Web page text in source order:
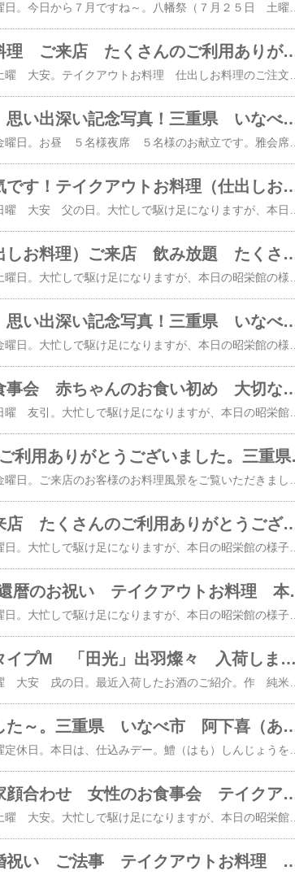
テイクアウト 仕出しお料理 ご来店 たくさんのご利用ありがとうございました。三重県 いなべ市
美味しい日本料理の後は、思い出深い記念写真！三重県 いなべ市 阿下喜（あ
本日は、２０２６年 ６月２６日 金曜日。お昼 ５名様夜席 ５名様のお献立です。雅会席 ５，５００円のご注文でした。お帰りの際に承った記念写真です。昭栄館オリジナルの記念写真用メッセージカードをいろいろお持ちになって 思い出深い記念写真となりました。お写真 早速現像に出しています。お届まで一週間～１０日ほどお待ちくださいませ。２０１５年 １２３組２０１６年 ２０３組２０１７年 ２２８組２０１８年 ２２４組２０１９年 ２１７組２０２０年 １７７組２０２１年 １０８組２０２２年 １３９組２０２３年 １５７組２０２４年 １５６組２０２５年 １６３組のお客様がご利用になった２０２６年 記念写真 撮影サービス７１組目の皆様でした。累計 １，９６６組目の皆様のご利用になります。 昭栄館公式インスタグラムからもお写真ご覧になれますよ！Lサイズ（普通サイズ）の写真は、ご人数分まで無料です。２Lサイズ（Lサイズの倍の大きさ）の写真は、１枚 ２００円。A４サイズ（コピー用紙のサイズ）の写真は、１枚 １，０００円で承ります。郵送の場合 送料３００円頂戴します。（２０２５年 ５月２８日より）当店でお受け取りの場合、郵送代は要りません。 大切なお席に当店のご利用ありがとうございました。三重県最北端 いなべ市「阿下喜 あげき」の 日本料理 昭栄館 本店 ​の料理長のブログ。２００６年９月１４日から１９年間毎日更新中です。こちらから 最近の昭栄館の様子（ブログ）を日を追ってご覧になれますよ。私 料理長 ５４歳。もう３４～２９年前になりますが、有名料亭 神戸吉兆で修行して参りました。当店のこと毎日発信している情報 画像など、昭栄館リットリンクからご覧下さいませ。​​ ↑ いなべ市ってこんなところ。昨年 令和７年３月２９日（土曜）１５時に、いなべインターチェンジが開通。いなべIC 降りて、当店までお車で３分くらいになりました！！！テイクアウトお料理 仕出しお料理ご来店のお料理ご予約は、 お電話 ０５９４－７２－２０６５ 日本料理 昭栄館又は、昭栄館LINE公式アカウントから ２４時間 ３６５日承ります。 AIによる自動応答（ヘンテコな応答かも）ですが、 ２４時間以内に 私 料理長からお返事差し上げますので、 しばらくお待ちくださいませ。 昭栄館LINE公式アカウント お友だち登録お待ち申し上げます。 （お急ぎの場合は、お電話ください）お撮りしたお写真の画像データをLINEからお送りすることが出来ますので、とても喜ばれております。今後とも いなべの昭栄館をよろしくお願い申し上げます。 料理長 森嶋雅樹
ご法事後の記念写真も人気です！テイクアウトお料理（仕出しお料理）ご来店 たくさんのご利用ありがとうございました。三
テイクアウトお料理（仕出しお料理）ご来店 飲み放題 たくさんのご利用ありがとうございました。三
美味しい日本料理の後は 思い出深い記念写真！三重県 いなべ市 阿下喜（あげ
仕出し料理 ご家族のお食事会 赤ちゃんのお食い初め 大切なお席に当店のご利用ありがとうございました。三重県
本日は、２０２６年 ６月１４日 日曜 友引。大忙しで駆け足になりますが、本日の昭栄館の様子 ご覧ください。本日は、仕出し テイクアウトお料理のご注文を承っていました。「ごちそう弁当 扇 ３，５００円」のお献立です。２膳承っていました。橙色で印刷してあるのが、地元 三重県食材。地産地消 国消国産に力を入れて・・・。藤原町 下野尻地区へ お届けに上がりました。 大切なお席に当店のお料理のご注文ありがとうございました。続いて ご来店のお客様。赤ちゃんのお食い初めでお越しのご両家７名様は、３０畳の雅の間をご用意しました。当店は、全て足元の楽なテーブル椅子席です。ご家族のお食事会 ６名様は、３０畳の扇の間をご用意しました。 ↑ 赤ちゃんのお食い初め膳 女の子バージョン盛り ↑ 記念写真の様子は、また後ほど詳しくご紹介して参ります。大人の方 合計１２名様のお献立です。雅会席 ５，５００円のご注文でした。コース料理の中から３品抜粋してご紹介。はじめのお料理「前菜」です。今月は、茅の輪盛り。内容は、お献立をご覧ください。 庭で採りたての 柿の若葉を添えて・・・我が家の茅の輪くぐりブログは コチラ。「お造里」です。・北海道産ホタテ貝柱の焼き霜 まぐろ 茗荷 本わさび 土佐醤油・明石のたこ 胡瓜の甘夏香漬け いなべの生姜 若布 二杯酢ゼリー・汲み上げ生湯葉の海苔あんかけ タピオカスターチ 京都から取り寄せる ミニうちわ 庭で採りたての もみじの若葉を添えて・・・「揚げ物」です。鱧（はも）しんじょうを揚げて・・・ いなべの原木椎茸と小松菜の胡麻和え 本日から涼しげな 手付き籠 でのご用意です。承った記念写真の様子です。 ↑ こんな感じにお撮りできています。皆様が笑顔になられるよう ↑ ちいかわのぬいぐるみ などを使って、 いろいろ工夫しながらお撮りしていますよ。大切なお席に当店のご利用ありがとうございました。２０１５年 １２３組２０１６年 ２０３組２０１７年 ２２８組２０１８年 ２２４組２０１９年 ２１７組２０２０年 １７７組２０２１年 １０８組２０２２年 １３９組２０２３年 １５７組２０２４年 １５６組２０２５年 １６３組のお客様がご利用になった２０２６年 記念写真 撮影サービス６６ ６７組目の皆様でした。累計 １，９６１ １，９６２組目の皆様のご利用になります。 昭栄館公式インスタグラムからもお写真ご覧になれますよ！Lサイズ（普通サイズ）の写真は、ご人数分まで無料です。２Lサイズ（Lサイズの倍の大きさ）の写真は、１枚 ２００円。A４サイズ（コピー用紙のサイズ）の写真は、１枚 １，０００円で承ります。郵送の場合 送料３００円頂戴します。（２０２５年 ５月２８日より）当店でお受け取りの場合、郵送代は要りません。 本日もたくさんのご利用ありがとうございました。三重県最北端 いなべ市「阿下喜 あげき」の 日本料理 昭栄館 本店 ​の料理長のブログ。２００６年９月１４日から１９年間毎日更新中です。こちらから 最近の昭栄館の様子（ブログ）を日を追ってご覧になれますよ。私 料理長 ５４歳。もう３４～２９年前になりますが、有名料亭 神戸吉兆で修行して参りました。当店のこと毎日発信している情報 画像など、昭栄館リットリンクからご覧下さいませ。​​ ↑ いなべ市ってこんなところ。昨年 令和７年３月２９日（土曜）１５時に、いなべインターチェンジが開通。いなべIC 降りて、当店までお車で３分くらいになりました！！！テイクアウトお料理ご来店のお料理ご予約は、 お電話 ０５９４－７２－２０６５ 日本料理 昭栄館又は、昭栄館LINE公式アカウントから ２４時間 ３６５日承ります。 AIによる自動応答（ヘンテコな応答かも）ですが、 ２４時間以内に 私 料理長からお返事差し上げますので、 しばらくお待ちくださいませ。 昭栄館LINE公式アカウント お友だち登録お待ち申し上げます。 （お急ぎの場合は、お電話ください）お撮りしたお写真の画像データをLINEからお送りすることが出来ますので、とても喜ばれております。今後とも いなべの昭栄館をよろしくお願い申し上げます。 料理長 森嶋雅樹
てっさ会席（8,800円
テイクアウトお料理 ご来店 たくさんのご利用ありがとうございました。三重県 いなべ市 阿
員弁高校3年6組 同窓会 還暦のお祝い テ
「作」インプレッションタイプM 「田光」出羽燦々 入荷しました～！三重県 いなべ市 阿下喜（あげき）の幸せレストラン 日本料理 昭栄館 本店
鱧しんじょう 仕込みました～。三重県 いなべ市 阿下喜（あげ
山郷小学校同窓会 ご両家顔合わせ 女性のお食事会 テイクアウトお料理 たくさんのご利用ありがとうございました。三重
本日は、２０２６年 ５月３０日 土曜 大安。大忙しで駆け足になりますが、本日の昭栄館の様子 ご覧ください。本日は、テイクアウトお料理のご注文を承っていました。「おひとり様オードブル ２，８００円」のお献立です。２膳承っていました。「ごちそう弁当 扇 ３，５００円」のお献立です。３膳 承っていました。「ごちそう弁当 華 ４，５００円」のお献立です。３２膳 承っていました。 地元 阿下喜地内へお届けに上がりました。「うな重 ４，０００円」は、２膳承っていました。 大切なお席に当店のお料理のご注文ありがとうございました。続いて ご来店のお客様。山郷小学校 同窓会 １４名様は、３０畳の華の間をご用意しました。当店は、全て足元の楽なテーブル椅子席です。ご両家顔合わせ ６名様は、３０畳の雅の間をご用意しました。女性のお食事会 ６名様は、３０畳の扇の間をご用意しました。夜席 五十回忌のご法事 ２０名様は、３０畳の華の間をご用意しました。お献立です。雅会席 ５，５００円のご注文でした。お帰りの際に承った記念写真です。 ↑ 山郷小学校 同窓会様 御予約の際に 学校名など教えて頂きますと、 気の利いたメッセージカードをご用意させて頂きます。 （当日ではご用意できません） ↑ ご両家顔合わせ ご両家揃っての記念写真ってなかなか無いもの。 昭栄館では、そんな『夢』が叶います！！！ ↑ 女性のお食事会 ビール 冷酒 他たくさんお飲みになって 楽しそう～！ 大切なお席に当店のご利用ありがとうございました。２０１５年 １２３組２０１６年 ２０３組２０１７年 ２２８組２０１８年 ２２４組２０１９年 ２１７組２０２０年 １７７組２０２１年 １０８組２０２２年 １３９組２０２３年 １５７組２０２４年 １５６組２０２５年 １６３組のお客様がご利用になった２０２６年 記念写真 撮影サービス６１ ６２ ６３組目の皆様でした。累計 １，９５６ １９５７ １，９５８組目の皆様のご利用になります。 昭栄館公式インスタグラムからもお写真ご覧になれますよ！Lサイズ（普通サイズ）の写真は、ご人数分まで無料です。２Lサイズ（Lサイズの倍の大きさ）の写真は、１枚 ２００円。A４サイズ（コピー用紙のサイズ）の写真は、１枚 １，０００円で承ります。郵送の場合 送料３００円頂戴します。（２０２５年 ５月２８日より）当店でお受け取りの場合、郵送代は要りません。本日もたくさんのご利用ありがとうございました。三重県最北端 いなべ市「阿下喜 あげき」の 日本料理 昭栄館 本店 ​の料理長のブログ。２００６年９月１４日から１９年間毎日更新中です。こちらから 最近の昭栄館の様子（ブログ）を日を追ってご覧になれますよ。私 料理長 ５４歳。もう３４～２９年前になりますが、有名料亭 神戸吉兆で修行して参りました。当店のこと毎日発信している情報 画像など、昭栄館リットリンクからご覧下さいませ。​​ ↑ いなべ市ってこんなところ。昨年 令和７年３月２９日（土曜）１５時に、いなべインターチェンジが開通。いなべIC 降りて、当店までお車で３分くらいになりました！！！テイクアウトお料理ご来店のお料理ご予約は、 お電話 ０５９４－７２－２０６５ 日本料理 昭栄館又は、昭栄館LINE公式アカウントから ２４時間 ３６５日承ります。 AIによる自動応答（ヘンテコな応答かも）ですが、 ２４時間以内に 私 料理長からお返事差し上げますので、 しばらくお待ちくださいませ。 昭栄館LINE公式アカウント お友だち登録お待ち申し上げます。 （お急ぎの場合は、お電話ください）お撮りしたお写真の画像データをLINEからお送りすることが出来ますので、とても喜ばれております。今後とも いなべの昭栄館をよろしくお願い申し上げます。 料理長 森嶋雅樹
北勢中学校同窓会 ご結婚祝い ご法事 テイクアウトお料理 たくさんのご利用ありがとうございました。